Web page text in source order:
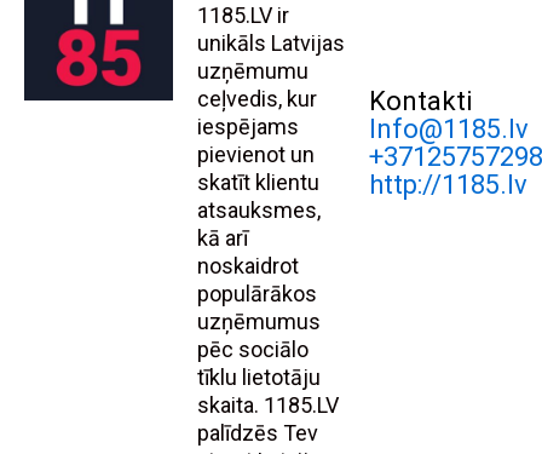
1185.LV ir
unikāls Latvijas
uzņēmumu
ceļvedis, kur
iespējams
pievienot un
skatīt klientu
atsauksmes,
kā arī
noskaidrot
populārākos
uzņēmumus
pēc sociālo
tīklu lietotāju
skaita. 1185.LV
palīdzēs Tev
Kontakti
Info@1185.lv
http://1185.lv